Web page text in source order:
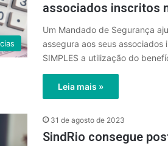
associados inscritos
Um Mandado de Segurança
assegura aos seus associados
SIMPLES a utilização do
Leia mais »
31 de agosto de 2023
SindRio consegue